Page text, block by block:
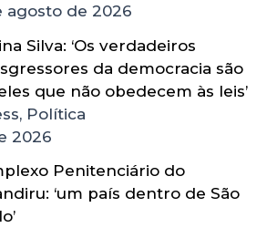
agosto de 2026
Silva: ‘Os verdadeiros
da democracia são
que não obedecem às leis’
Política
2026
Penitenciário do
‘um país dentro de São